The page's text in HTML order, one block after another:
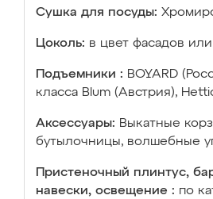
Сушка для посуды:
Цоколь: в цвет фасадов
Подъемники : BOYARD
класса Blum (Австрия),
Аксессуары: Выкатные
бутылочницы, волшебные
Пристеночный плинтус,
навески, освещение : по